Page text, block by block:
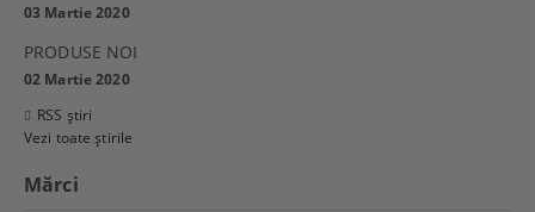
03 Martie 2020
PRODUSE NOI
02 Martie 2020
RSS știri
Vezi toate știrile
Mărci